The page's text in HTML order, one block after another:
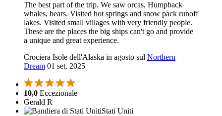
The best part of the trip. We saw orcas, Humpback
whales, bears. Visited hot springs and snow pack runoff
lakes. Visited small villages with very friendly people.
These are the places the big ships can't go and provide
a unique and great experience.
Crociera Isole dell'Alaska in agosto sul Northern
Dream 01 set, 2025
10,0 Eccezionale
Gerald R
Stati Uniti